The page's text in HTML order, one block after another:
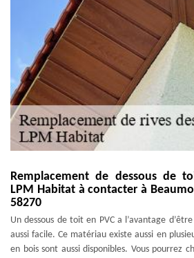
Remplacement de dessous de
LPM Habitat à contacter à
58270
Un dessous de toit en PVC a l’avantage
aussi facile. Ce matériau existe aussi en
en bois sont aussi disponibles. Vous pourrez